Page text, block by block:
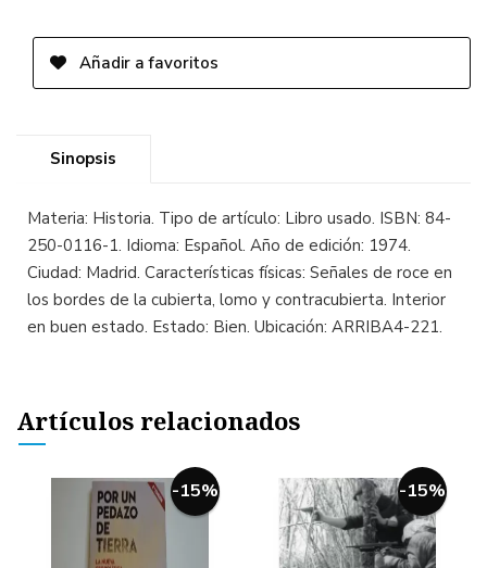
Añadir a favoritos
Sinopsis
Materia: Historia. Tipo de artículo: Libro usado. ISBN: 84-
250-0116-1. Idioma: Español. Año de edición: 1974.
Ciudad: Madrid. Características físicas: Señales de roce en
los bordes de la cubierta, lomo y contracubierta. Interior
en buen estado. Estado: Bien. Ubicación: ARRIBA4-221.
Artículos relacionados
-15% -15%